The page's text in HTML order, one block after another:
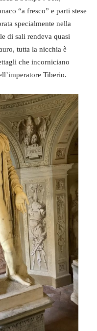
“a fresco” e parti stese
specialmente nella
di sali rendeva quasi
tutta la nicchia è
che incorniciano
Tiberio.